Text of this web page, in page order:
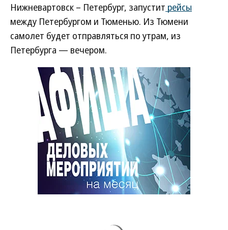
Нижневартовск – Петербург, запустит рейсы
между Петербургом и Тюменью. Из Тюмени
самолет будет отправляться по утрам, из
Петербурга — вечером.